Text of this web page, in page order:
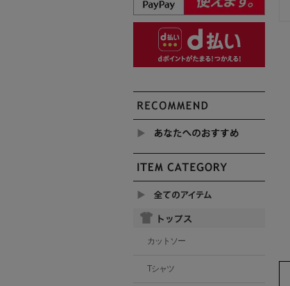
カットソー
Tシャツ